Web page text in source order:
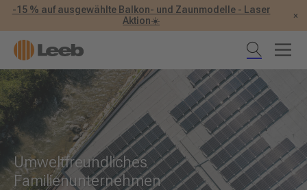
-15 % auf ausgewählte Balkon- und Zaunmodelle - Laser
Aktion☀️
×
Umweltfreundliches
Familienunternehmen